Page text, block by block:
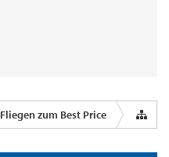
Fliegen zum Best Price